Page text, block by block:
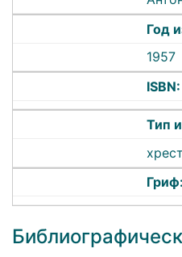
Год
1957
ISBN:
Тип
Гриф: